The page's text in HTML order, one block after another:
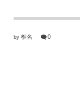
by 椎名 0